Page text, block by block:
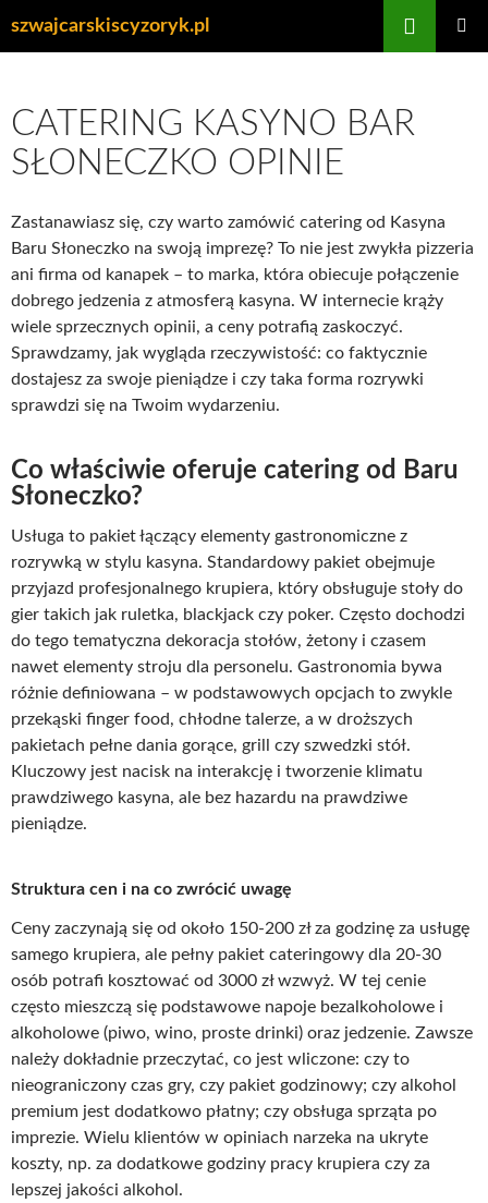
szwajcarskiscyzoryk.pl
CATERING KASYNO BAR
SŁONECZKO OPINIE
Zastanawiasz się, czy warto zamówić catering od Kasyna
Baru Słoneczko na swoją imprezę? To nie jest zwykła pizzeria
ani firma od kanapek – to marka, która obiecuje połączenie
dobrego jedzenia z atmosferą kasyna. W internecie krąży
wiele sprzecznych opinii, a ceny potrafią zaskoczyć.
Sprawdzamy, jak wygląda rzeczywistość: co faktycznie
dostajesz za swoje pieniądze i czy taka forma rozrywki
sprawdzi się na Twoim wydarzeniu.
Co właściwie oferuje catering od Baru
Słoneczko?
Usługa to pakiet łączący elementy gastronomiczne z
rozrywką w stylu kasyna. Standardowy pakiet obejmuje
przyjazd profesjonalnego krupiera, który obsługuje stoły do
gier takich jak ruletka, blackjack czy poker. Często dochodzi
do tego tematyczna dekoracja stołów, żetony i czasem
nawet elementy stroju dla personelu. Gastronomia bywa
różnie definiowana – w podstawowych opcjach to zwykle
przekąski finger food, chłodne talerze, a w droższych
pakietach pełne dania gorące, grill czy szwedzki stół.
Kluczowy jest nacisk na interakcję i tworzenie klimatu
prawdziwego kasyna, ale bez hazardu na prawdziwe
pieniądze.
Struktura cen i na co zwrócić uwagę
Ceny zaczynają się od około 150-200 zł za godzinę za usługę
samego krupiera, ale pełny pakiet cateringowy dla 20-30
osób potrafi kosztować od 3000 zł wzwyż. W tej cenie
często mieszczą się podstawowe napoje bezalkoholowe i
alkoholowe (piwo, wino, proste drinki) oraz jedzenie. Zawsze
należy dokładnie przeczytać, co jest wliczone: czy to
nieograniczony czas gry, czy pakiet godzinowy; czy alkohol
premium jest dodatkowo płatny; czy obsługa sprząta po
imprezie. Wielu klientów w opiniach narzeka na ukryte
koszty, np. za dodatkowe godziny pracy krupiera czy za
lepszej jakości alkohol.